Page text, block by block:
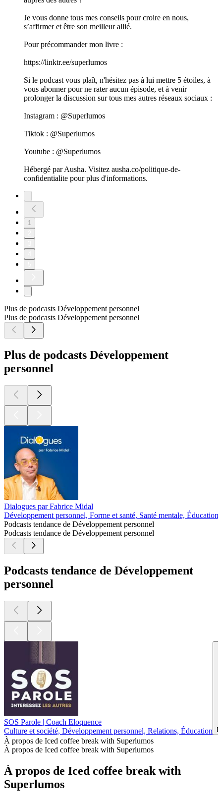
Je vous donne tous mes conseils pour croire en nous,
s’affirmer et être son meilleur allié.
Pour précommander mon livre :
https://linktr.ee/superlumos
Si le podcast vous plaît, n'hésitez pas à lui mettre 5 étoiles, à
vous abonner pour ne rater aucun épisode, et à venir
prolonger la discussion sur tous mes autres réseaux sociaux :
Instagram : @Superlumos
Tiktok : @Superlumos
Youtube : @Superlumos
Hébergé par Ausha. Visitez ausha.co/politique-de-
confidentialite pour plus d'informations.
1
Plus de podcasts Développement personnel
Plus de podcasts Développement personnel
Plus de podcasts Développement
personnel
Dialogues par Fabrice Midal
Développement personnel, Forme et santé, Santé mentale, Éducation
Podcasts tendance de Développement personnel
Podcasts tendance de Développement personnel
Podcasts tendance de Développement
personnel
SOS Parole | Coach Eloquence
Culture et société, Développement personnel, Relations, Éducation
À propos de Iced coffee break with Superlumos
À propos de Iced coffee break with Superlumos
À propos de Iced coffee break with
Superlumos